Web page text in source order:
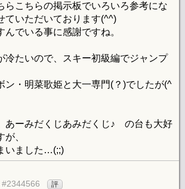
らこちらの掲示板でいろいろ参考にな
ていただいております(^^)
んでいる事に感謝ですね。
冷たいので、スキー初級編でジャンプ
ン・明菜歌姫と大一専門(？)でしたが(^
あーみだくじあみだくじ♪ の台も大好
、
いました…(;;)
評